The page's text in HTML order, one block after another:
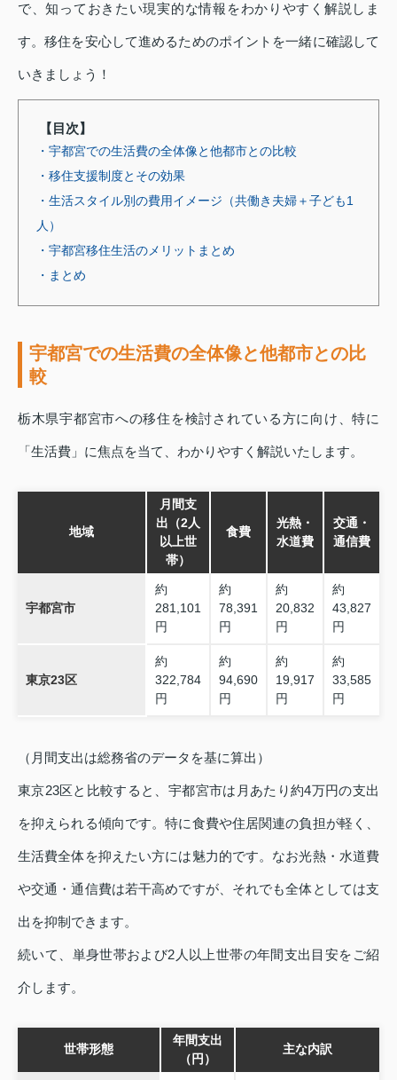
で、知っておきたい現実的な情報をわかりやすく解説しま
す。移住を安心して進めるためのポイントを一緒に確認して
いきましょう！
【目次】
・宇都宮での生活費の全体像と他都市との比較
・移住支援制度とその効果
・生活スタイル別の費用イメージ（共働き夫婦＋子ども1
人）
・宇都宮移住生活のメリットまとめ
・まとめ
宇都宮での生活費の全体像と他都市との比
較
栃木県宇都宮市への移住を検討されている方に向け、特に
「生活費」に焦点を当て、わかりやすく解説いたします。
地域
月間支
出（2人
以上世
帯）
食費
光熱・
水道費
交通・
通信費
宇都宮市
約
281,101
円
約
78,391
円
約
20,832
円
約
43,827
円
東京23区
約
322,784
円
約
94,690
円
約
19,917
円
約
33,585
円
（月間支出は総務省のデータを基に算出）
東京23区と比較すると、宇都宮市は月あたり約4万円の支出
を抑えられる傾向です。特に食費や住居関連の負担が軽く、
生活費全体を抑えたい方には魅力的です。なお光熱・水道費
や交通・通信費は若干高めですが、それでも全体としては支
出を抑制できます。
続いて、単身世帯および2人以上世帯の年間支出目安をご紹
介します。
世帯形態
年間支出
（円）
主な内訳